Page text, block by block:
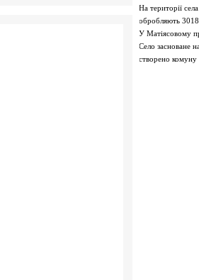
На території
обробляють 3018
У Матіясовому
Село засноване
створено